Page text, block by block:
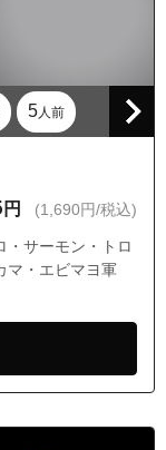
5人前
円 (1,690円/税込)
・サーモン・トロ
マ・エビマヨ軍